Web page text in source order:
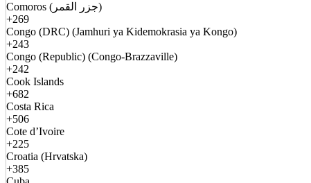
Comoros (جزر القمر)
+269
Congo (DRC) (Jamhuri ya Kidemokrasia ya Kongo)
+243
Congo (Republic) (Congo-Brazzaville)
+242
Cook Islands
+682
Costa Rica
+506
Cote d’Ivoire
+225
Croatia (Hrvatska)
+385